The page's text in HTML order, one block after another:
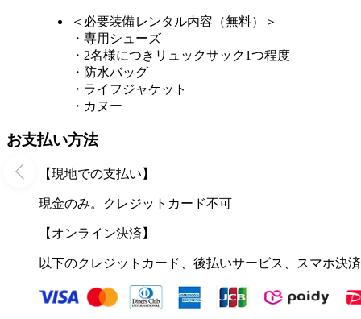
＜必要装備レンタル内容（無料）＞
・専用シューズ
・2名様につきリュックサック1つ程度
・防水バッグ
・ライフジャケット
・カヌー
お支払い方法
【現地での支払い】
現金のみ。クレジットカード不可
【オンライン決済】
以下のクレジットカード、後払いサービス、スマホ決